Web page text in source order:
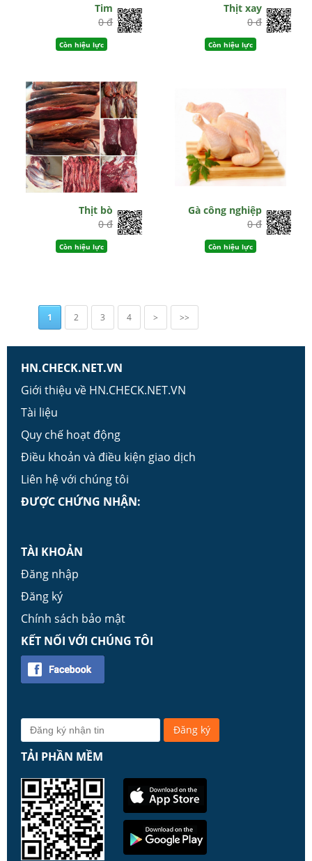
Tim
0 đ
Còn hiệu lực
Thịt xay
0 đ
Còn hiệu lực
Thịt bò
0 đ
Còn hiệu lực
Gà công nghiệp
0 đ
Còn hiệu lực
1 2 3 4 > >>
HN.CHECK.NET.VN
Giới thiệu về HN.CHECK.NET.VN
Tài liệu
Quy chế hoạt động
Điều khoản và điều kiện giao dịch
Liên hệ với chúng tôi
ĐƯỢC CHỨNG NHẬN:
TÀI KHOẢN
Đăng nhập
Đăng ký
Chính sách bảo mật
KẾT NỐI VỚI CHÚNG TÔI
TẢI PHẦN MỀM